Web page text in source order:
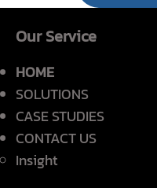
Our Service
HOME
SOLUTIONS
CASE STUDIES
CONTACT US
Insight